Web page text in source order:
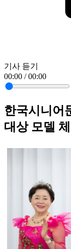
기사 듣기
00:00 / 00:00
한국시니어
대상 모델